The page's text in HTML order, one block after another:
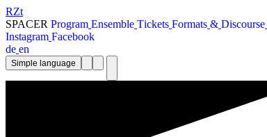
RZt
SPACER Program Ensemble Tickets Formats & Discourse
Instagram Facebook
de en
Simple language